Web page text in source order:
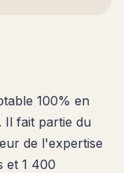
100% en
Il fait partie du
de l'expertise
et 1 400